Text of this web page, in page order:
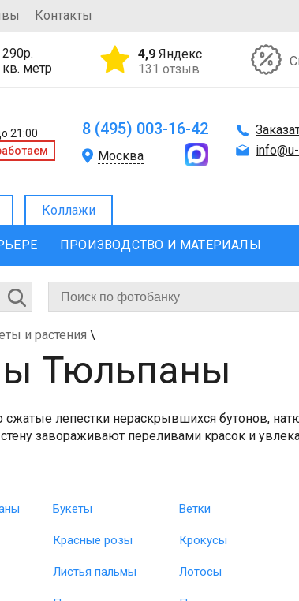
Контакты
290р.
кв. метр
4,9 Яндекс
131 отзыв
21:00 8 (495) 003-16-42
Москва
Коллажи
ПРОИЗВОДСТВО И МАТЕРИАЛЫ
и растения \
Тюльпаны
лепестки нераскрывшихся бутонов,
завораживают переливами красок и
Букеты Ветки
Красные розы Крокусы
Листья пальмы Лотосы